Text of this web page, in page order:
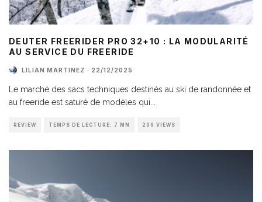
DEUTER FREERIDER PRO 32+10 : LA MODULARITÉ
AU SERVICE DU FREERIDE
LILIAN MARTINEZ · 22/12/2025
Le marché des sacs techniques destinés au ski de randonnée et
au freeride est saturé de modèles qui
REVIEW TEMPS DE LECTURE: 7 MN 206 VIEWS